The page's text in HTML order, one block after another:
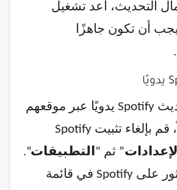
التحديث، أعد تشغيل
أن تكون جاهزًا
يمكنك أيضًا تحديث Spotify يدويًا عبر موقعهم
الإلكتروني. أولاً، قم بإلغاء تثبيت Spotify
” ثم “التطبيقات“.
مرر لأسفل للعثور على Spotify في قائمة